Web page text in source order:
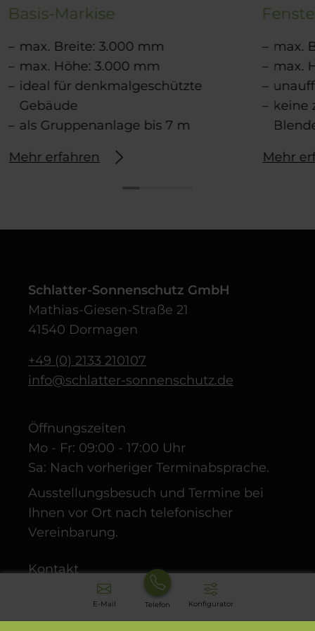
Basis-Markise
max. Breite: 3.000 mm
max. Höhe: 3.000 mm
ideal für denkmalgeschützte
Gebäude
als Gruppenanlage bis 7 m
Mehr erfahren
max.
max.
keine
Mehr
Schlatter-Sonnenschutz GmbH
Mathias-Giesen-Straße 21
41540 Dormagen
+49 (0) 2133 210107
info@schlatter-sonnenschutz.de
Öffnungszeiten
Mo - Fr: 09:00 - 17:00 Uhr
Sa: Nach vorheriger Terminabsprache.
Ausstellungsbesuch und Termine bei
Ihnen vor Ort nach telefonischer
Vereinbarung.
Kontakt
Datenschutz
E-Mail Telefon Konfigurator